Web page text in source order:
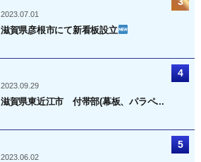
2023.07.01
滋賀県彦根市にて新看板設立
2023.09.29
滋賀県東近江市 付帯部(幕板、パラペ...
2023.06.02